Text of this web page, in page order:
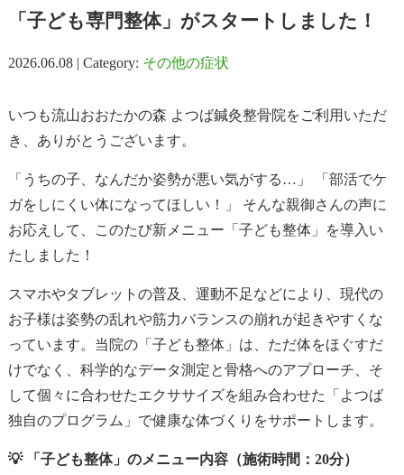
「子ども専門整体」がスタートしました！
2026.06.08 | Category: その他の症状
いつも流山おおたかの森 よつば鍼灸整骨院をご利用いただ
き、ありがとうございます。
「うちの子、なんだか姿勢が悪い気がする…」 「部活でケ
ガをしにくい体になってほしい！」 そんな親御さんの声に
お応えして、このたび新メニュー「子ども整体」を導入い
たしました！
スマホやタブレットの普及、運動不足などにより、現代の
お子様は姿勢の乱れや筋力バランスの崩れが起きやすくな
っています。当院の「子ども整体」は、ただ体をほぐすだ
けでなく、科学的なデータ測定と骨格へのアプローチ、そ
して個々に合わせたエクササイズを組み合わせた「よつば
独自のプログラム」で健康な体づくりをサポートします。
💡 「子ども整体」のメニュー内容（施術時間：20分）